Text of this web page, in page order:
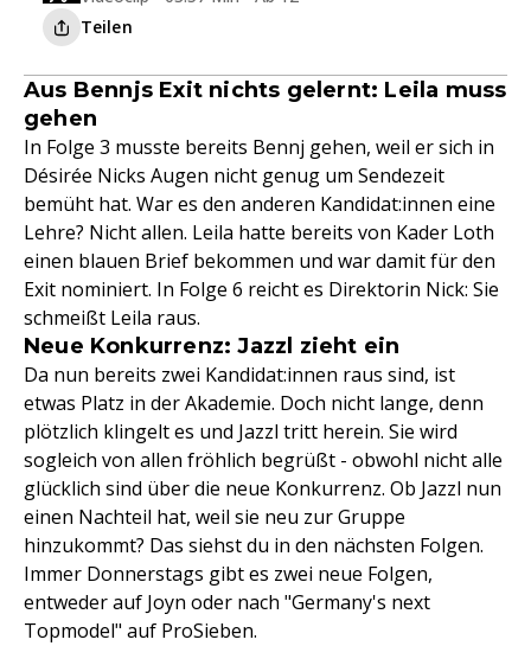
Teilen
Aus Bennjs Exit nichts gelernt: Leila muss
gehen
In Folge 3 musste bereits Bennj gehen, weil er sich in
Désirée Nicks Augen nicht genug um Sendezeit
bemüht hat. War es den anderen Kandidat:innen eine
Lehre? Nicht allen. Leila hatte bereits von Kader Loth
einen blauen Brief bekommen und war damit für den
Exit nominiert. In Folge 6 reicht es Direktorin Nick: Sie
schmeißt Leila raus.
Neue Konkurrenz: Jazzl zieht ein
Da nun bereits zwei Kandidat:innen raus sind, ist
etwas Platz in der Akademie. Doch nicht lange, denn
plötzlich klingelt es und Jazzl tritt herein. Sie wird
sogleich von allen fröhlich begrüßt - obwohl nicht alle
glücklich sind über die neue Konkurrenz. Ob Jazzl nun
einen Nachteil hat, weil sie neu zur Gruppe
hinzukommt? Das siehst du in den nächsten Folgen.
Immer Donnerstags gibt es zwei neue Folgen,
entweder auf Joyn oder nach "Germany's next
Topmodel" auf ProSieben.